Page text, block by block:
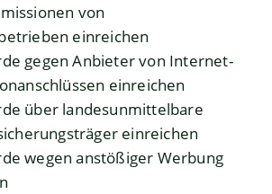
von
einreichen
gegen Anbieter von Internet-
einreichen
über landesunmittelbare
einreichen
wegen anstößiger Werbung